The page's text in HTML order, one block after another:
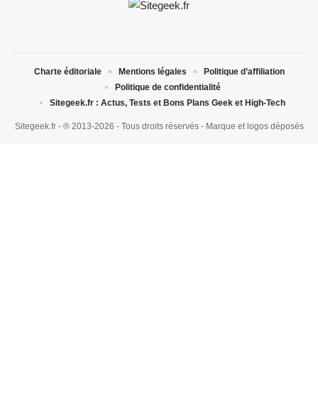
Sitegeek.fr - ® 2013-2026 - Tous droits réservés - Marque et logos déposés
Charte éditoriale Mentions légales
Politique d’affiliation
Politique de confidentialité
Sitegeek.fr : Actus, Tests et Bons Plans Geek et High-Tech